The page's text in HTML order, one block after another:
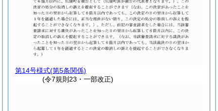
第14号様式(第5条関係)
(令7規則23・一部改正)